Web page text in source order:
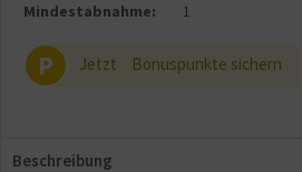
Mindestabnahme:
1
P Jetzt Bonuspunkte sichern
Beschreibung